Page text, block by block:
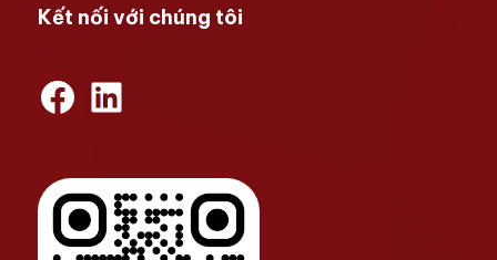
Kết nối với chúng tôi
Facebook
LinkedIn